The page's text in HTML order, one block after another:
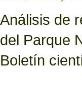
Análisis de
del Parque
Boletín